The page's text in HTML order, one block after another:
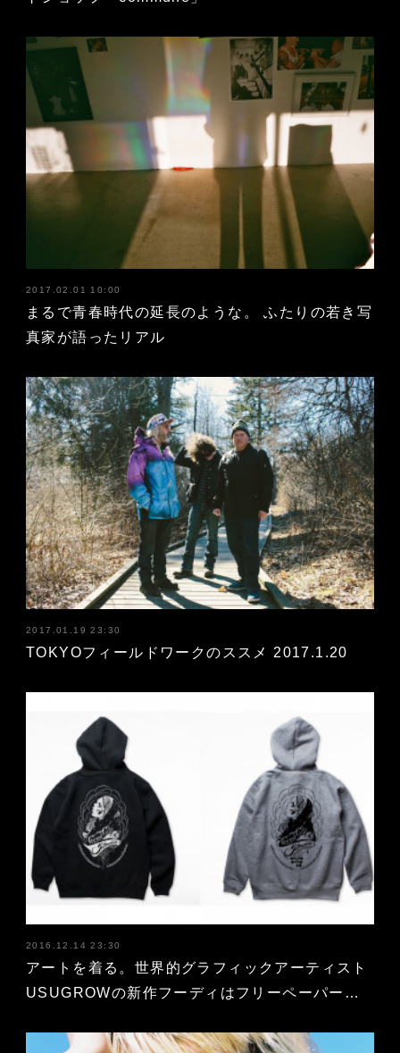
2017.02.01 10:00
まるで青春時代の延長のような。 ふたりの若き写
真家が語ったリアル
2017.01.19 23:30
TOKYOフィールドワークのススメ 2017.1.20
2016.12.14 23:30
アートを着る。世界的グラフィックアーティスト
USUGROWの新作フーディはフリーペーパー…